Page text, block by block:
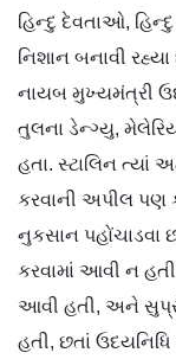
હિન્દુ દેવતાઓ,
નિશાન બનાવી
નાયબ મુખ્યમંત્રી
તુલના ડેન્ગ્યુ,
હતા. સ્ટાલિન ત્યાં
કરવાની અપીલ પણ
નુકસાન પહોંચાડવા
કરવામાં આવી ન
આવી હતી, અને
હતી, છતાં